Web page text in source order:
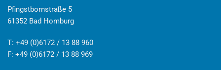
Pfingstbornstraße 5
61352 Bad Homburg
T: +49 (0)6172 / 13 88 960
F: +49 (0)6172 / 13 88 969